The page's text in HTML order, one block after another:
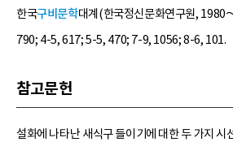
한국구비문학대계(한국정신문화연구원, 1980
790; 4-5, 617; 5-5, 470; 7-9, 1056; 8-6, 101.
참고문헌
설화에 나타난 새식구 들이기에 대한 두 가지 시